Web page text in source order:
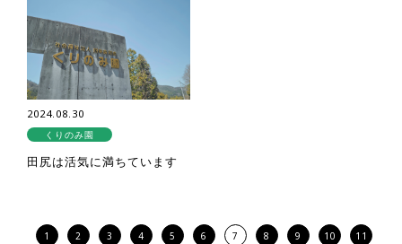
2024.08.30
くりのみ園
田尻は活気に満ちています
1 2 3 4 5 6 7 8 9 10 11